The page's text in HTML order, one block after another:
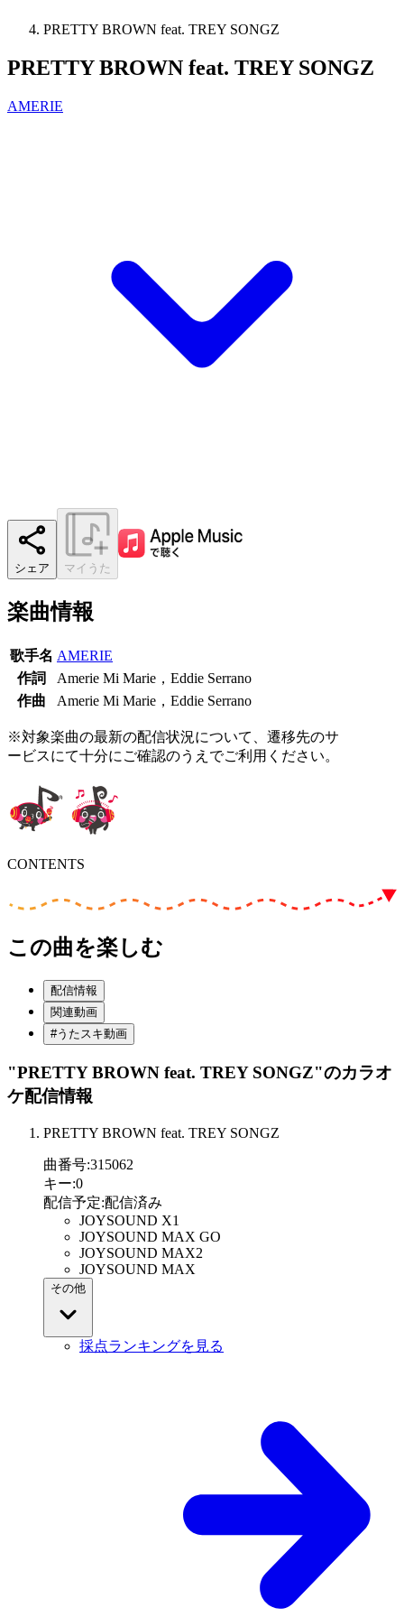
PRETTY BROWN feat. TREY SONGZ
PRETTY BROWN feat. TREY SONGZ
AMERIE
シェア マイうた
楽曲情報
歌手名 AMERIE
作詞
Amerie Mi Marie，Eddie Serrano
作曲
Amerie Mi Marie，Eddie Serrano
※対象楽曲の最新の配信状況について、遷移先のサ
ービスにて十分にご確認のうえでご利用ください。
CONTENTS
この曲を楽しむ
配信情報
関連動画
#うたスキ動画
"PRETTY BROWN feat. TREY SONGZ"のカラオ
ケ配信情報
PRETTY BROWN feat. TREY SONGZ
曲番号:315062
キー:0
配信予定:配信済み
JOYSOUND X1
JOYSOUND MAX GO
JOYSOUND MAX2
JOYSOUND MAX
その他
採点ランキングを見る